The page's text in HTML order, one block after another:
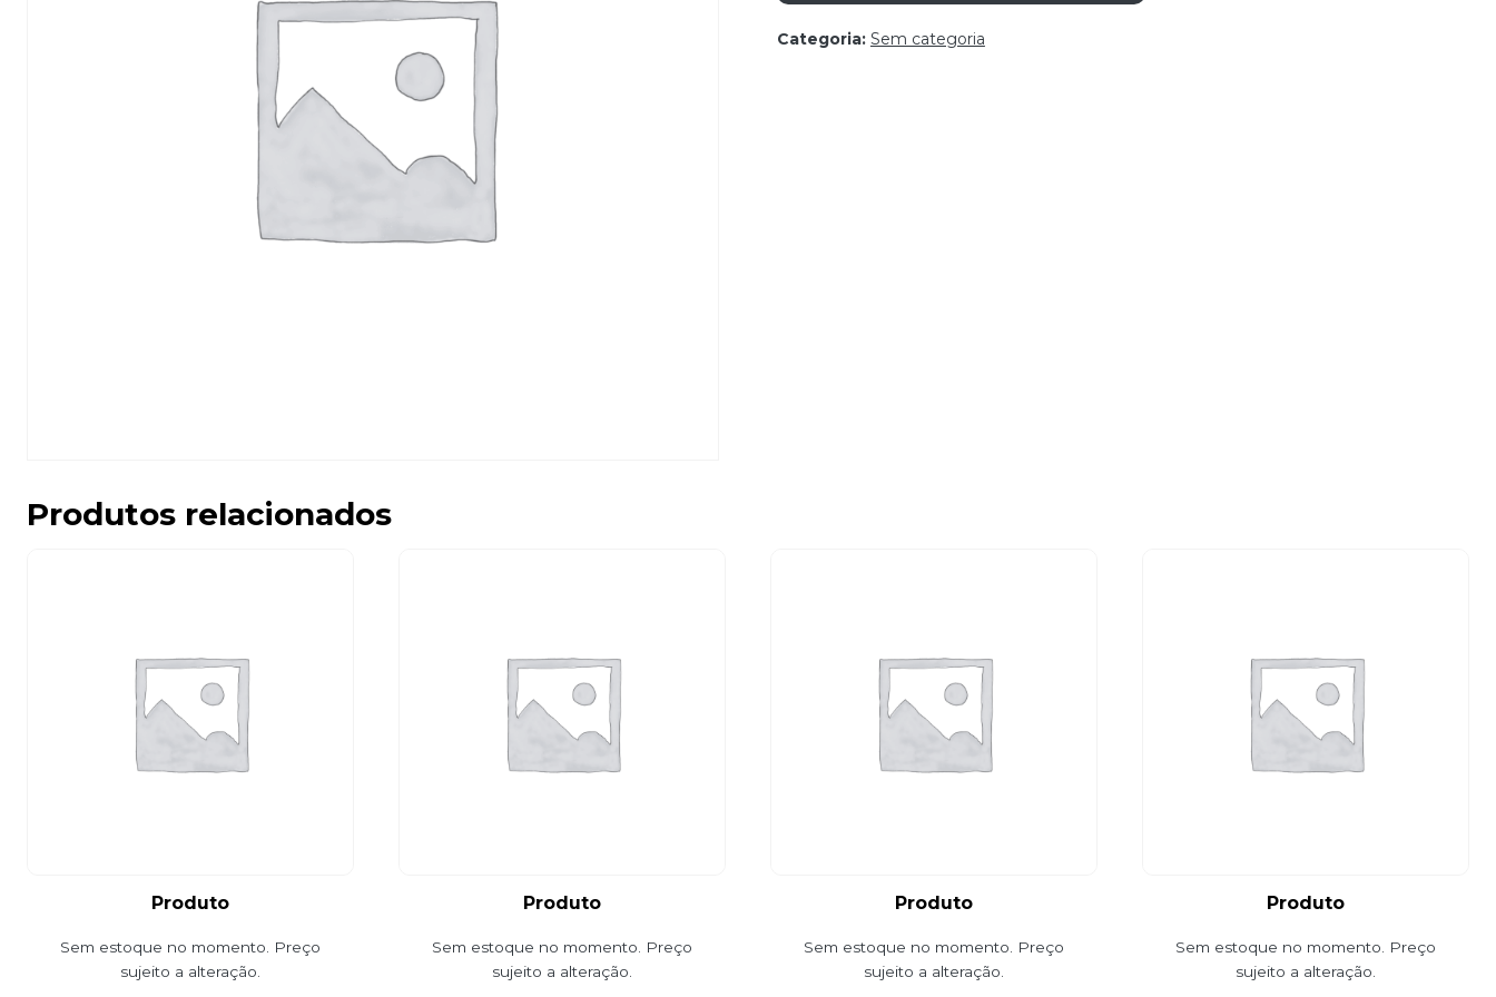
Categoria: Sem categoria
Produtos relacionados
Produto
Sem estoque no momento. Preço
sujeito a alteração.
Produto
Sem estoque no momento. Preço
sujeito a alteração.
Produto
Sem estoque no momento. Preço
sujeito a alteração.
Produto
Sem estoque no momento. Preço
sujeito a alteração.